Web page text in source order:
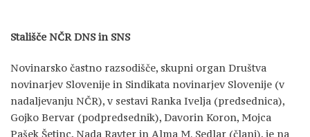
Stališče NČR DNS in SNS
Novinarsko častno razsodišče, skupni organ Društva
novinarjev Slovenije in Sindikata novinarjev Slovenije (v
nadaljevanju NČR), v sestavi Ranka Ivelja (predsednica),
Gojko Bervar (podpredsednik), Davorin Koron, Mojca
Pašek Šetinc, Nada Ravter in Alma M. Sedlar (člani), je na